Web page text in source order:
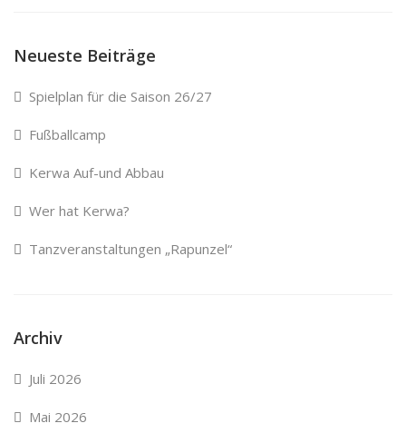
Neueste Beiträge
Spielplan für die Saison 26/27
Fußballcamp
Kerwa Auf-und Abbau
Wer hat Kerwa?
Tanzveranstaltungen „Rapunzel“
Archiv
Juli 2026
Mai 2026